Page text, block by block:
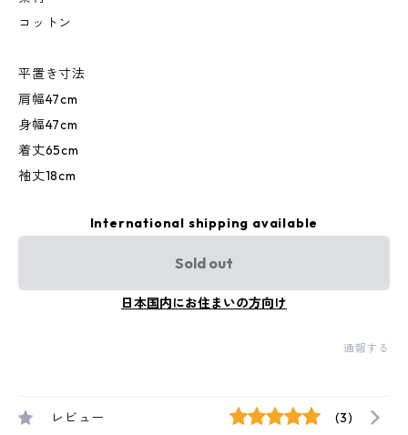
コットン
平置き寸法
肩幅47cm
身幅47cm
着丈65cm
袖丈18cm
International shipping available
Sold out
日本国内にお住まいの方向け
通報する
レビュー (3)